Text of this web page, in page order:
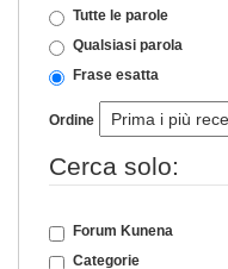
Tutte le parole
Qualsiasi parola
Frase esatta
Ordine
Cerca solo:
Forum Kunena
Categorie